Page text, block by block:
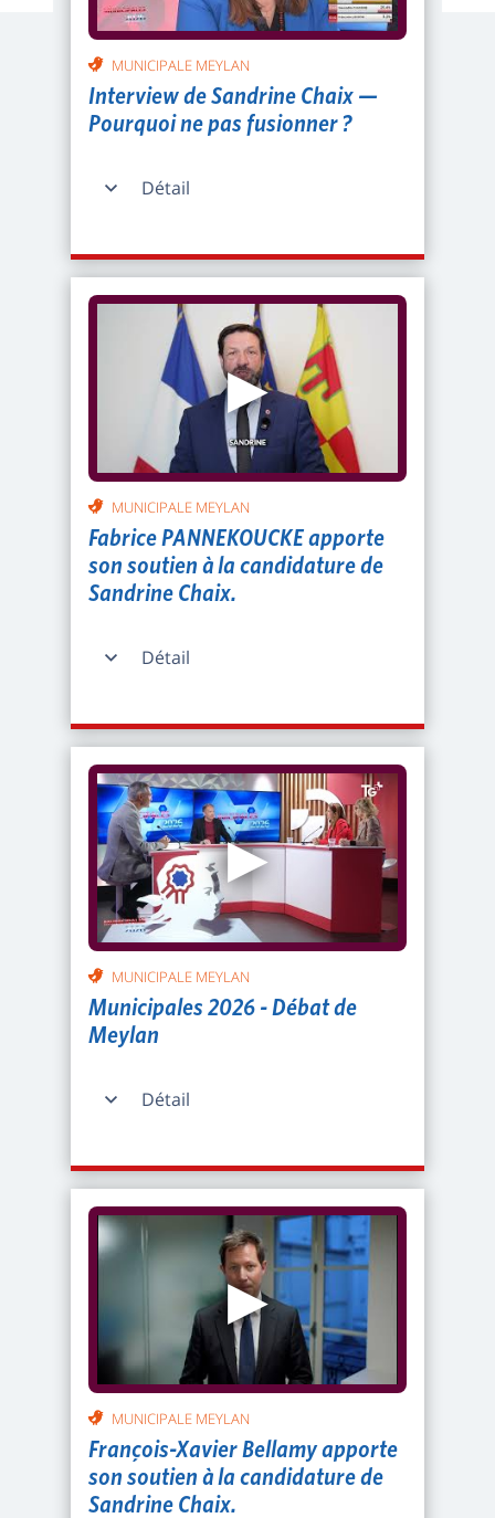
MUNICIPALE MEYLAN
Interview de Sandrine Chaix —
Pourquoi ne pas fusionner ?
Détail
▶
MUNICIPALE MEYLAN
Fabrice PANNEKOUCKE apporte
son soutien à la candidature de
Sandrine Chaix.
Détail
▶
MUNICIPALE MEYLAN
Municipales 2026 - Débat de
Meylan
Détail
▶
MUNICIPALE MEYLAN
François-Xavier Bellamy apporte
son soutien à la candidature de
Sandrine Chaix.